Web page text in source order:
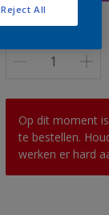
Aantal
Op dit moment
te bestellen.
werken er hard
Reject All